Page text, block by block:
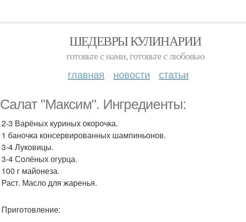
ШЕДЕВРЫ КУЛИНАРИИ
готовьте с нами, готовьте с любовью
главная новости статьи
Салат "Максим". Ингредиенты:
2-3 Варёных куриных окорочка.
1 баночка консервированных шампиньонов.
3-4 Луковицы.
3-4 Солёных огурца.
100 г майонеза.
Раст. Масло для жаренья.
Приготовление: